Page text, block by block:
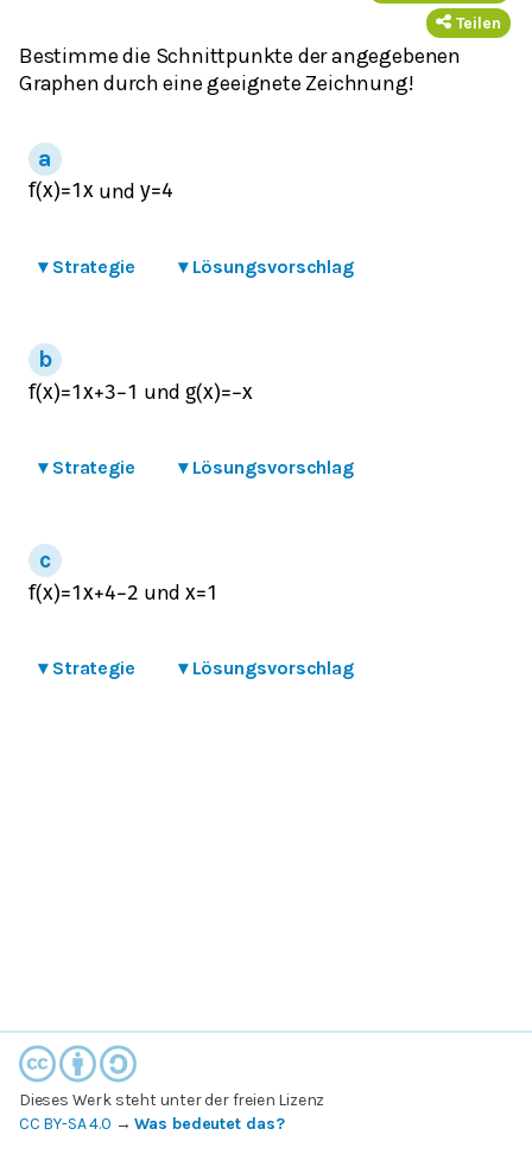
Teilen
Bestimme die Schnittpunkte der angegebenen
Graphen durch eine geeignete Zeichnung!
f(x)=1 x undy=4
▾ Strategie ▾ Lösungsvorschlag
f(x)=1 x+3−1 und g(x)=−x
▾ Strategie ▾ Lösungsvorschlag
f(x)=1 x+4−2 undx=1
▾ Strategie ▾ Lösungsvorschlag
Dieses Werk steht unter der freien Lizenz
CC BY-SA 4.0 →Was bedeutet das?